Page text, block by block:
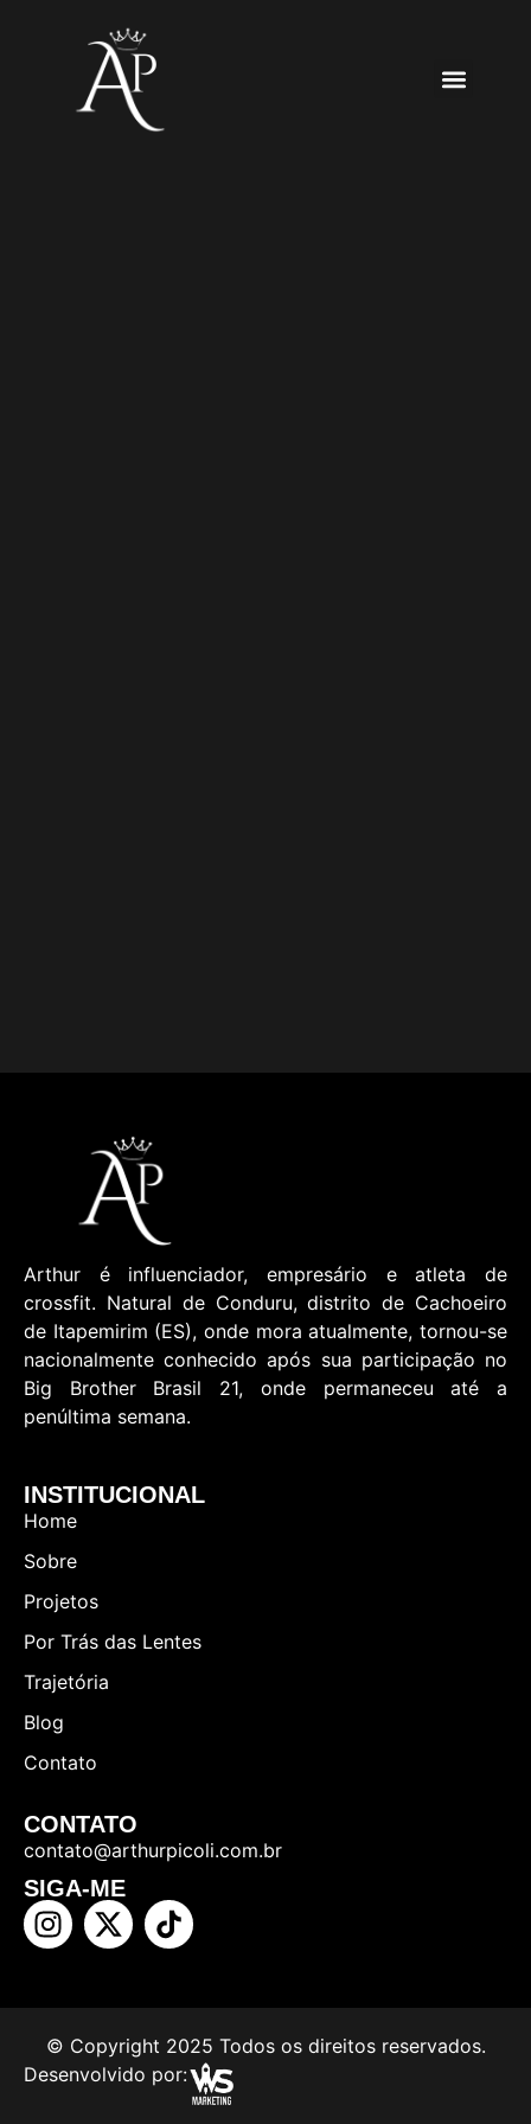
Arthur é influenciador, empresário e atleta de
crossfit. Natural de Conduru, distrito de Cachoeiro
de Itapemirim (ES), onde mora atualmente, tornou-se
nacionalmente conhecido após sua participação no
Big Brother Brasil 21, onde permaneceu até a
penúltima semana.
INSTITUCIONAL
Home
Sobre
Projetos
Por Trás das Lentes
Trajetória
Blog
Contato
CONTATO
contato@arthurpicoli.com.br
SIGA-ME
© Copyright 2025 Todos os direitos reservados.
Desenvolvido por: